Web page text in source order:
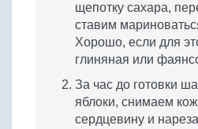
щепотку сахара,
ставим
Хорошо, если для
глиняная или
За час до готовки
яблоки, снимаем
сердцевину и